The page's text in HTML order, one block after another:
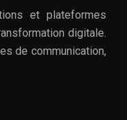
et plateformes
digitale.
de communication,